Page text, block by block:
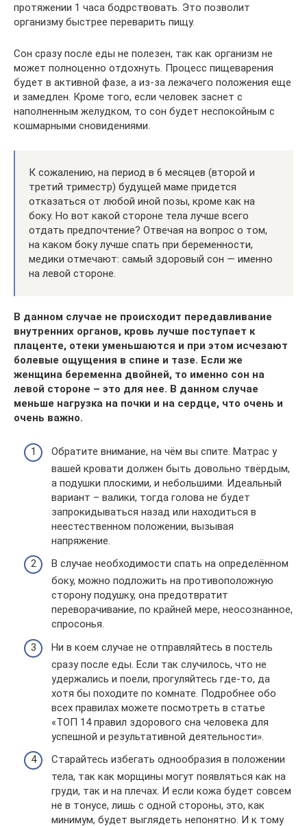
протяжении 1 часа бодрствовать. Это позволит
организму быстрее переварить пищу.
Сон сразу после еды не полезен, так как организм не
может полноценно отдохнуть. Процесс пищеварения
будет в активной фазе, а из-за лежачего положения еще
и замедлен. Кроме того, если человек заснет с
наполненным желудком, то сон будет неспокойным с
кошмарными сновидениями.
К сожалению, на период в 6 месяцев (второй и
третий триместр) будущей маме придется
отказаться от любой иной позы, кроме как на
боку. Но вот какой стороне тела лучше всего
отдать предпочтение? Отвечая на вопрос о том,
на каком боку лучше спать при беременности,
медики отмечают: самый здоровый сон — именно
на левой стороне.
В данном случае не происходит передавливание
внутренних органов, кровь лучше поступает к
плаценте, отеки уменьшаются и при этом исчезают
болевые ощущения в спине и тазе. Если же
женщина беременна двойней, то именно сон на
левой стороне – это для нее. В данном случае
меньше нагрузка на почки и на сердце, что очень и
очень важно.
Обратите внимание, на чём вы спите. Матрас у
вашей кровати должен быть довольно твёрдым,
а подушки плоскими, и небольшими. Идеальный
вариант – валики, тогда голова не будет
запрокидываться назад или находиться в
неестественном положении, вызывая
напряжение.
В случае необходимости спать на определённом
боку, можно подложить на противоположную
сторону подушку, она предотвратит
переворачивание, по крайней мере, неосознанное,
спросонья.
Ни в коем случае не отправляйтесь в постель
сразу после еды. Если так случилось, что не
удержались и поели, прогуляйтесь где-то, да
хотя бы походите по комнате. Подробнее обо
всех правилах можете посмотреть в статье
«ТОП 14 правил здорового сна человека для
успешной и результативной деятельности».
Старайтесь избегать однообразия в положении
тела, так как морщины могут появляться как на
груди, так и на плечах. И если кожа будет совсем
не в тонусе, лишь с одной стороны, это, как
минимум, будет выглядеть непонятно. И к тому